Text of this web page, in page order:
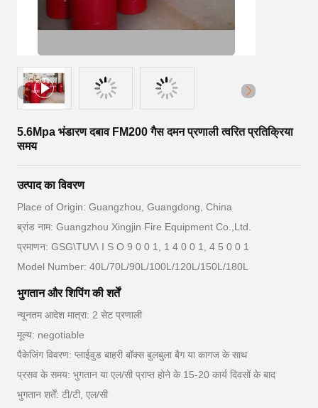
5.6Mpa भंडारण दबाव FM200 गैस दमन प्रणाली त्वरित प्रतिक्रिया
समय
उत्पाद का विवरण
Place of Origin: Guangzhou, Guangdong, China
ब्रांड नाम: Guangzhou Xingjin Fire Equipment Co.,Ltd.
प्रमाणन: GSG\TUV\ I S O 9 0 0 1, 1 4 0 0 1, 4 5 0 0 1
Model Number: 40L/70L/90L/100L/120L/150L/180L
भुगतान और शिपिंग की शर्तें
न्यूनतम आदेश मात्रा: 2 सेट प्रणाली
मूल्य: negotiable
पैकेजिंग विवरण: प्लाईवुड बाहरी बॉक्स बुलबुला बैग या कागज के साथ
प्रसव के समय: भुगतान या एल/सी प्राप्त होने के 15-20 कार्य दिवसों के बाद
भुगतान शर्तें: टी/टी, एल/सी